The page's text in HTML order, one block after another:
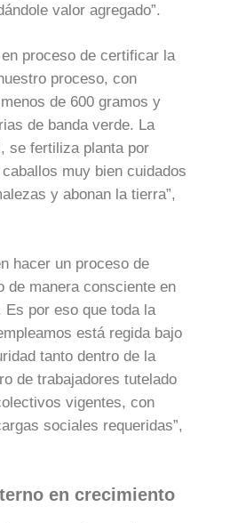
valor agregado”.
proceso de certificar la
proceso, con
de 600 gramos y
de banda verde. La
se fertiliza planta por
muy bien cuidados
y abonan la tierra”,
hacer un proceso de
de manera consciente en
por eso que toda la
está regida bajo
tanto dentro de la
de trabajadores tutelado
vigentes, con
sociales requeridas”,
en crecimiento